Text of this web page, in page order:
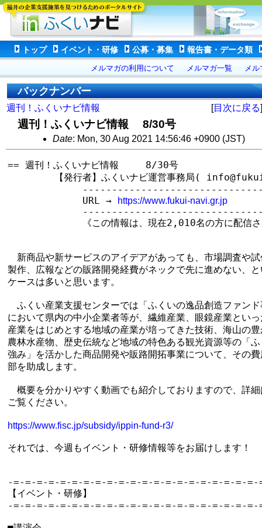
トップ イベント・研修 公募・募集 報告書・データ類
メルマガの利用について メルマガ一覧 メ
バックナンバー
週刊！ふくいナビ情報 [目次に戻る]
週刊！ふくいナビ情報 8/30号
Date: Mon, 30 Aug 2021 14:56:46 +0900 (JST)
== 週刊！ふくいナビ情報　   8/30号
【発行者】ふくいナビ運営事務局(
URL →
https://www.fukui-navi.gr.jp
《この情報は、現在2,010名の方に配信され
新商品や新サービスのアイデアがあっても、市場調査や
製作、広報などの販路開発経費がネックで先に進めない、
ケースは多いと思います。
ふくい産業支援センターでは「ふくいの逸品創造ファン
において県内の中小企業者等が、繊維産業、眼鏡産業とい
産業をはじめとする地域の産業が培ってきた技術、海山の
農林水産物、歴史伝統など地域の特色ある観光資源等の「
強み」を活かした商品開発や販路開拓事業について、その
部を助成します。
概要を分かりやすく動画でも紹介しておりますので、詳
ご覧ください。
https://www.fisc.jp/subsidy/ippin-fund-r3/
それでは、今週もイベント・研修情報等をお届けします！
-=-=-=-=-=-=-=-=-=-=-=-=-=-=-=-=-=-=-=-=-
【イベント・研修】
-=-=-=-=-=-=-=-=-=-=-=-=-=-=-=-=-=-=-=-=-